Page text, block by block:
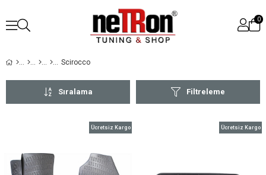
0
Scirocco
Filtreleme
Sıralama
Ücretsiz Kargo Ücretsiz Kargo